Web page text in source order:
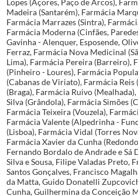
Madeira (Santarém), Farmácia
Farmácia Marrazes (Sintra),
Farmácia Moderna (Cinfães,
Gavinha - Alenquer, Esposende,
Ferraz, Farmácia Nova Medicinal
Lima), Farmácia Pereira (Barreiro),
(Pinheiro - Loures), Farmácia
(Cabanas de Viriato), Farmácia Reis
(Braga), Farmácia Ruivo
Silva (Grândola), Farmácia Simões
Farmácia Teixeira (Vouzela),
Farmácia Valente (Alpedrinha -
(Lisboa), Farmácia Vidal (Torres
Farmácia Xavier da Cunha
Fernando Bordalo de Andrade e Sá
Silva e Sousa, Filipe Valadas Preto,
Santos Gonçalves, Francisco
da Matta, Guido Donatelli
Cunha, Guilhermina da Conceição